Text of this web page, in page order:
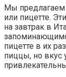
Мы предлагаем
или пицетте.
на завтрак в
пицетте в их
пиццы, но вкус